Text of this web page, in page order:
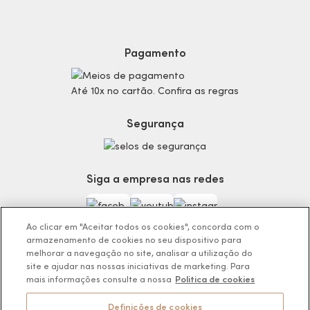
Preferências de Cookies
Consumidor.gov.br
Código de defesa do consumidor
Trocas e Devoluções
Produtos Masculinos
Teste do Tom de Base
Teste da Fragrância Perfeita
Encontre o Presente Ideal!
Beauty Week
Guia da Beleza Eudora
Pagamento
Até 10x no cartão. Confira as regras
Segurança
Siga a empresa nas redes
Os preços da loja online podem variar em relação as lojas físicas e
venda direta.
Ao clicar em "Aceitar todos os cookies", concorda com o
armazenamento de cookies no seu dispositivo para
melhorar a navegação no site, analisar a utilização do
site e ajudar nas nossas iniciativas de marketing. Para
mais informações consulte a nossa Politica de cookies
Definições de cookies